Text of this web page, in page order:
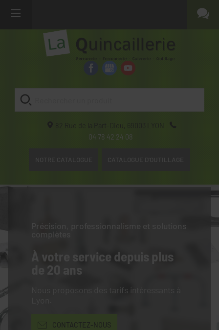
82 Rue de la Part-Dieu, 69003
LYON
04 78 42 24 08
NOTRE CATALOGUE CATALOGUE D'OUTILLAGE
Précision, professionnalisme et solutions
complètes
À votre service depuis plus
de 20 ans
Nous proposons des tarifs intéressants à
CONTACTEZ-NOUS